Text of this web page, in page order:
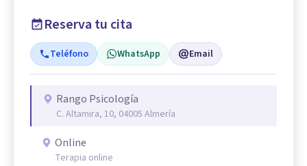
Reserva tu cita
Teléfono WhatsApp Email
Rango Psicología
C. Altamira, 10, 04005 Almería
Online
Terapia online